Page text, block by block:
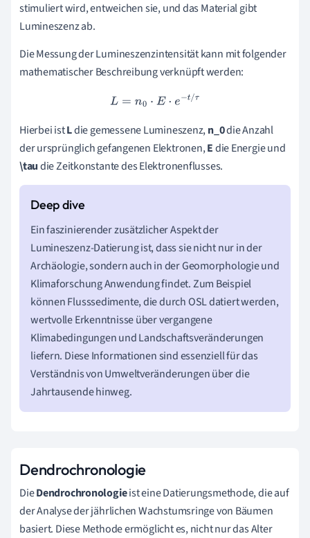
stimuliert wird, entweichen sie, und das Material gibt
Lumineszenz ab.
Die Messung der Lumineszenzintensität kann mit folgender
mathematischer Beschreibung verknüpft werden:
L =n0 ⋅E⋅e− /τ
Hierbei istLdie gemessene Lumineszenz,n_0die Anzahl
der ursprünglich gefangenen Elektronen,Edie Energie und
\taudie Zeitkonstante des Elektronenflusses.
Ein faszinierender zusätzlicher Aspekt der
Lumineszenz-Datierung ist, dass sie nicht nur in der
Archäologie, sondern auch in der Geomorphologie und
Klimaforschung Anwendung findet. Zum Beispiel
können Flusssedimente, die durch OSL datiert werden,
wertvolle Erkenntnisse über vergangene
Klimabedingungen und Landschaftsveränderungen
liefern. Diese Informationen sind essenziell für das
Verständnis von Umweltveränderungen über die
Jahrtausende hinweg.
Dendrochronologie
DieDendrochronologieist eine Datierungsmethode, die auf
der Analyse der jährlichen Wachstumsringe von Bäumen
basiert. Diese Methode ermöglicht es, nicht nur das Alter